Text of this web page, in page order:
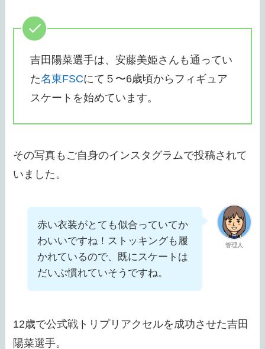
吉田陽菜選手は、安藤美姫さんも通ってい
た名東FSCにて５〜6歳頃からフィギュア
スケートを始めています。
その写真もご自身のインスタグラムで投稿されて
いました。
管理人
赤い衣装がとても似合っていてか
わいいですね！ストッキングも履
かれているので、既にスケートは
だいぶ慣れていそうですね。
12歳で公式戦トリプリアクセルを成功させた吉田
陽菜選手。